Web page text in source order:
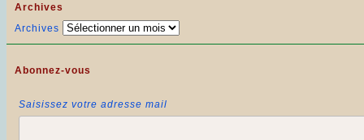
Archives
Archives
Abonnez-vous
Saisissez votre adresse mail